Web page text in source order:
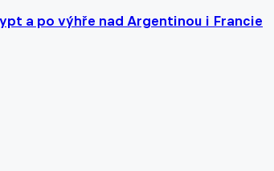
a po výhře nad Argentinou i Francie